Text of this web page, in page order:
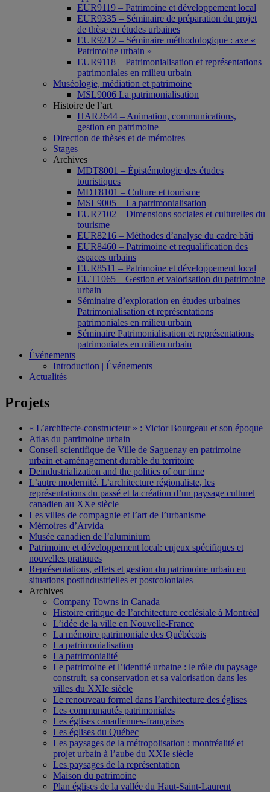
EUR9119 – Patrimoine et développement local
EUR9335 – Séminaire de préparation du projet
de thèse en études urbaines
EUR9212 – Séminaire méthodologique : axe «
Patrimoine urbain »
EUR9118 – Patrimonialisation et représentations
patrimoniales en milieu urbain
Muséologie, médiation et patrimoine
MSL9006 La patrimonialisation
Histoire de l’art
HAR2644 – Animation, communications,
gestion en patrimoine
Direction de thèses et de mémoires
Stages
Archives
MDT8001 – Épistémologie des études
touristiques
MDT8101 – Culture et tourisme
MSL9005 – La patrimonialisation
EUR7102 – Dimensions sociales et culturelles du
tourisme
EUR8216 – Méthodes d’analyse du cadre bâti
EUR8460 – Patrimoine et requalification des
espaces urbains
EUR8511 – Patrimoine et développement local
EUT1065 – Gestion et valorisation du patrimoine
urbain
Séminaire d’exploration en études urbaines –
Patrimonialisation et représentations
patrimoniales en milieu urbain
Séminaire Patrimonialisation et représentations
patrimoniales en milieu urbain
Événements
Introduction | Événements
Actualités
Projets
« L’architecte-constructeur » : Victor Bourgeau et son époque
Atlas du patrimoine urbain
Conseil scientifique de Ville de Saguenay en patrimoine
urbain et aménagement durable du territoire
Deindustrialization and the politics of our time
L’autre modernité. L’architecture régionaliste, les
représentations du passé et la création d’un paysage culturel
canadien au XXe siècle
Les villes de compagnie et l’art de l’urbanisme
Mémoires d’Arvida
Musée canadien de l’aluminium
Patrimoine et développement local: enjeux spécifiques et
nouvelles pratiques
Représentations, effets et gestion du patrimoine urbain en
situations postindustrielles et postcoloniales
Archives
Company Towns in Canada
Histoire critique de l’architecture ecclésiale à Montréal
L’idée de la ville en Nouvelle-France
La mémoire patrimoniale des Québécois
La patrimonialisation
La patrimonialité
Le patrimoine et l’identité urbaine : le rôle du paysage
construit, sa conservation et sa valorisation dans les
villes du XXIe siècle
Le renouveau formel dans l’architecture des églises
Les communautés patrimoniales
Les églises canadiennes-françaises
Les églises du Québec
Les paysages de la métropolisation : montréalité et
projet urbain à l’aube du XXIe siècle
Les paysages de la représentation
Maison du patrimoine
Plan églises de la vallée du Haut-Saint-Laurent